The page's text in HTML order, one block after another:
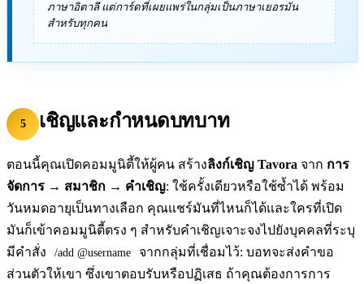
ภาษาอิตาลี แต่การ์ดที่เผยแพร่ในกลุ่มเป็นภาษาเยอรมัน
สำหรับทุกคน
5 เชิญและกำหนดบทบาท
ตอนนี้คุณเปิดคอมมูนิตี้ให้ผู้คน สร้างลิงก์เชิญ Tavora จาก การ
จัดการ → สมาชิก → คำเชิญ: ใช้ครั้งเดียวหรือใช้ซ้ำได้ พร้อม
วันหมดอายุเป็นทางเลือก คุณแชร์มันที่ไหนก็ได้และใครที่เปิด
มันก็เข้าคอมมูนิตี้ตรง ๆ สำหรับคำเชิญเจาะจงไปยังบุคคลที่ระบุ
มีคำสั่ง
/add @username
จากกลุ่มที่เชื่อมไว้: บอทจะส่งคำขอ
ส่วนตัวให้เขา ซึ่งเขาตอบรับหรือปฏิเสธ ถ้าคุณต้องการการ